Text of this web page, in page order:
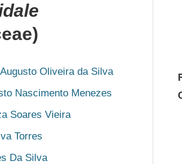
Oliveira da Silva
Nascimento Menezes
Soares Vieira
Torres
Da Silva